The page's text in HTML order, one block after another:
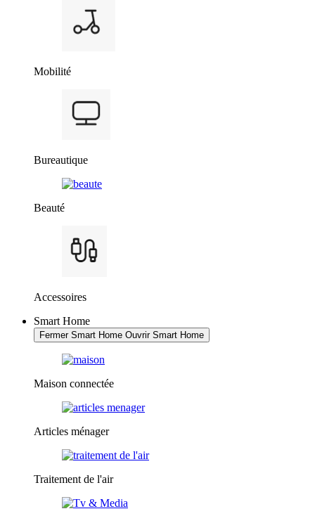
Mobilité
Bureautique
Beauté
Accessoires
Smart Home
Fermer Smart Home Ouvrir Smart Home
Maison connectée
Articles ménager
Traitement de l'air